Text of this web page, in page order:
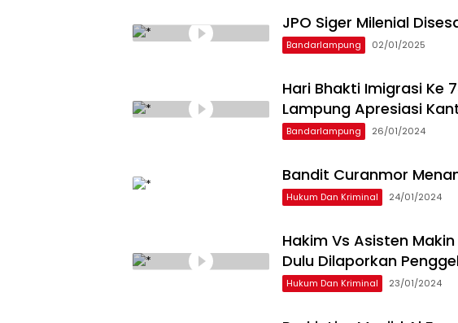
JPO Siger Milenial
Bandarlampung 02/01/2025
Hari Bhakti Imigrasi Ke
Lampung Apresiasi
Bandarlampung 26/01/2024
Bandit Curanmor
Hukum Dan Kriminal 24/01/2024
Hakim Vs Asisten
Dulu Dilaporkan
Hukum Dan Kriminal 23/01/2024